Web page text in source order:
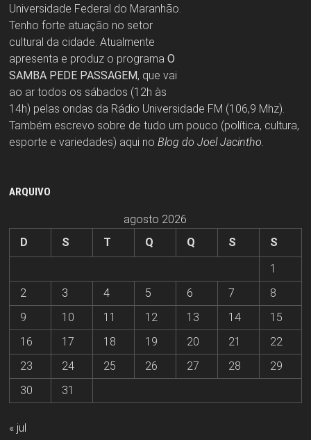
Universidade Federal do Maranhão.
Tenho forte atuação no setor
cultural da cidade. Atualmente
apresenta e produz o programa O
SAMBA PEDE PASSAGEM, que vai
ao ar todos os sábados (12h às
14h) pelas ondas da Rádio Universidade FM (106,9 Mhz).
Também escrevo sobre de tudo um pouco (política, cultura,
esporte e variedades) aqui no Blog do Joel Jacintho.
ARQUIVO
agosto 2026
D
S T Q Q S
S
1
2
3 4 5 6 7
8
9
10 11 12 13 14
15
16
17 18 19 20 21
22
23
24 25 26 27 28
29
30
31
« jul